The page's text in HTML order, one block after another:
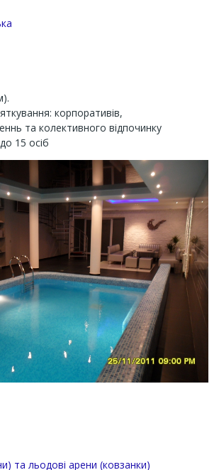
корпоративів,
та колективного відпочинку
15 осіб
та льодові арени (ковзанки)